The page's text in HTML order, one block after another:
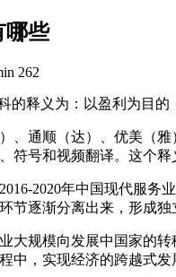
哪些
262
的释义为：以盈利为目
、通顺（达）、优美（
符号和视频翻译。这个释
2020年中国现代服务
节逐渐分离出来，形成
大规模向发展中国家的
中，实现经济的跨越式发